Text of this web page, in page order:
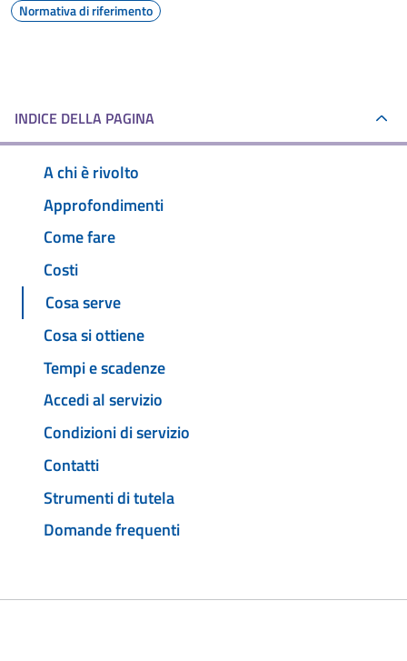
Normativa di riferimento
INDICE DELLA PAGINA
A chi è rivolto
Approfondimenti
Come fare
Costi
Cosa serve
Cosa si ottiene
Tempi e scadenze
Accedi al servizio
Condizioni di servizio
Contatti
Strumenti di tutela
Domande frequenti